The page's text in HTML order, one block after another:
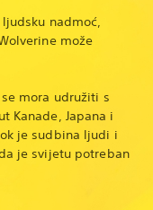
nadmoć,
može
mora udružiti s
Kanade, Japana i
je sudbina ljudi i
je svijetu potreban